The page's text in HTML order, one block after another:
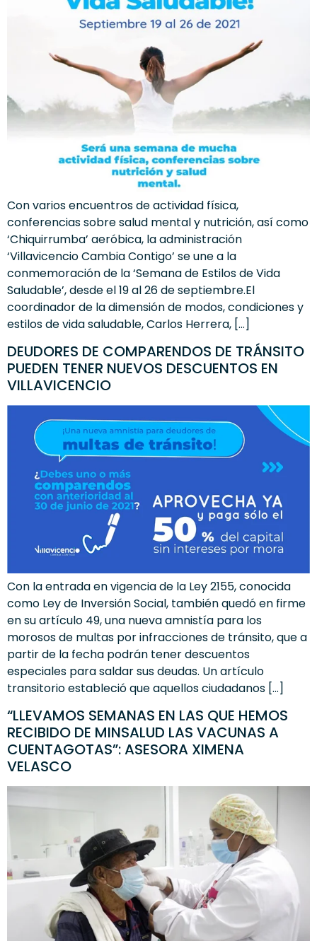
Con varios encuentros de actividad física,
conferencias sobre salud mental y nutrición, así como
‘Chiquirrumba’ aeróbica, la administración
‘Villavicencio Cambia Contigo’ se une a la
conmemoración de la ‘Semana de Estilos de Vida
Saludable’, desde el 19 al 26 de septiembre.El
coordinador de la dimensión de modos, condiciones y
estilos de vida saludable, Carlos Herrera, […]
DEUDORES DE COMPARENDOS DE TRÁNSITO
PUEDEN TENER NUEVOS DESCUENTOS EN
VILLAVICENCIO
Con la entrada en vigencia de la Ley 2155, conocida
como Ley de Inversión Social, también quedó en firme
en su artículo 49, una nueva amnistía para los
morosos de multas por infracciones de tránsito, que a
partir de la fecha podrán tener descuentos
especiales para saldar sus deudas. Un artículo
transitorio estableció que aquellos ciudadanos […]
“LLEVAMOS SEMANAS EN LAS QUE HEMOS
RECIBIDO DE MINSALUD LAS VACUNAS A
CUENTAGOTAS”: ASESORA XIMENA
VELASCO